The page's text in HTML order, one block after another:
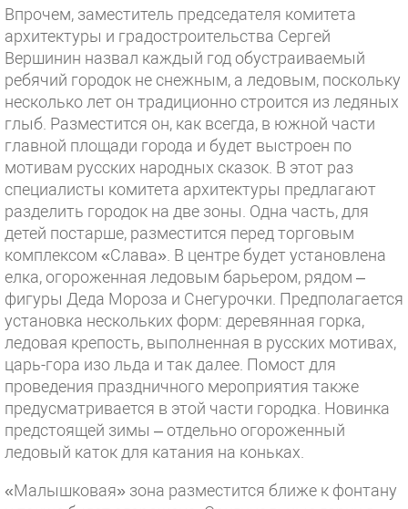
Впрочем, заместитель председателя комитета
архитектуры и градостроительства Сергей
Вершинин назвал каждый год обустраиваемый
ребячий городок не снежным, а ледовым, поскольку
несколько лет он традиционно строится из ледяных
глыб. Разместится он, как всегда, в южной части
главной площади города и будет выстроен по
мотивам русских народных сказок. В этот раз
специалисты комитета архитектуры предлагают
разделить городок на две зоны. Одна часть, для
детей постарше, разместится перед торговым
комплексом «Слава». В центре будет установлена
елка, огороженная ледовым барьером, рядом –
фигуры Деда Мороза и Снегурочки. Предполагается
установка нескольких форм: деревянная горка,
ледовая крепость, выполненная в русских мотивах,
царь-гора изо льда и так далее. Помост для
проведения праздничного мероприятия также
предусматривается в этой части городка. Новинка
предстоящей зимы – отдельно огороженный
ледовый каток для катания на коньках.
«Малышковая» зона разместится ближе к фонтану